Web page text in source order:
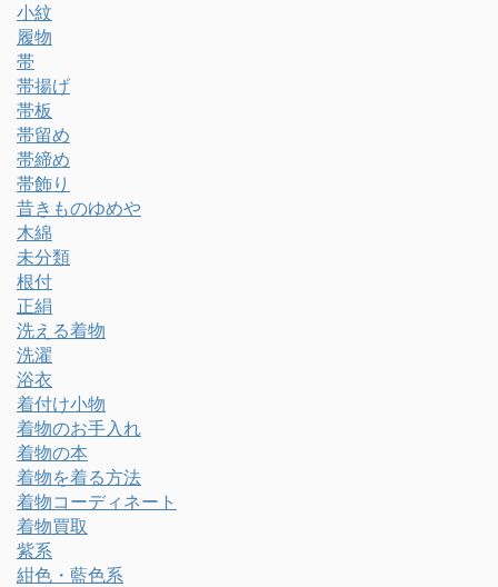
小紋
履物
帯
帯揚げ
帯板
帯留め
帯締め
帯飾り
昔きものゆめや
木綿
未分類
根付
正絹
洗える着物
洗濯
浴衣
着付け小物
着物のお手入れ
着物の本
着物を着る方法
着物コーディネート
着物買取
紫系
紺色・藍色系